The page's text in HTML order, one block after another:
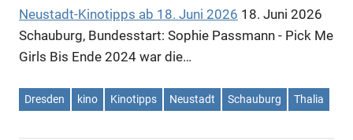
Neustadt-Kinotipps ab 18. Juni 2026 18. Juni 2026
Schauburg, Bundesstart: Sophie Passmann - Pick Me
Girls Bis Ende 2024 war die…
Dresden kino Kinotipps Neustadt Schauburg Thalia